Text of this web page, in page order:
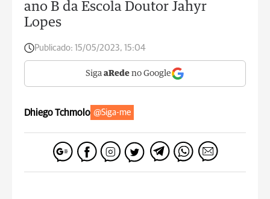
ano B da Escola Doutor Jahyr
Lopes
Publicado: 15/05/2023, 15:04
Siga aRede no Google
Dhiego Tchmolo @Siga-me